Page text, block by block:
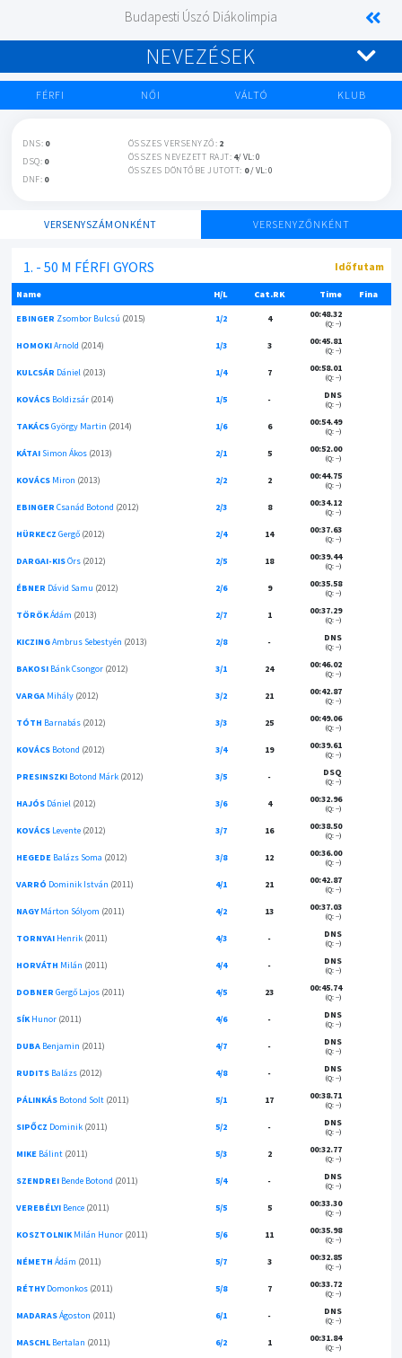
Budapesti Úszó Diákolimpia
NEVEZÉSEK
FÉRFI NŐI VÁLTÓ KLUB
DNS: 0
DSQ: 0
DNF: 0
ÖSSZES VERSENYZŐ: 2
ÖSSZES NEVEZETT RAJT: 4/ VL: 0
ÖSSZES DÖNTŐBE JUTOTT: 0/ VL: 0
VERSENYSZÁMONKÉNT VERSENYZŐNKÉNT
1. - 50 M FÉRFI GYORS Időfutam
Name H/L Cat.RK Time Fina
EBINGER Zsombor Bulcsú (2015) 1/2 4 00:48.32
(Q: --)
HOMOKIArnold (2014) 1/3 3 00:45.81
(Q: --)
KULCSÁR Dániel (2013) 1/4 7 00:58.01
(Q: --)
KOVÁCSBoldizsár (2014) 1/5 - DNS
(Q: --)
TAKÁCSGyörgy Martin (2014) 1/6 6 00:54.49
(Q: --)
KÁTAISimon Ákos(2013) 2/1 5 00:52.00
(Q: --)
KOVÁCSMiron (2013) 2/2 2 00:44.75
(Q: --)
EBINGER Csanád Botond (2012) 2/3 8 00:34.12
(Q: --)
HÜRKECZ Gergő (2012) 2/4 14 00:37.63
(Q: --)
DARGAI-KISÖrs (2012) 2/5 18 00:39.44
(Q: --)
ÉBNER Dávid Samu (2012) 2/6 9 00:35.58
(Q: --)
TÖRÖKÁdám (2013) 2/7 1 00:37.29
(Q: --)
KICZINGAmbrus Sebestyén (2013) 2/8 - DNS
(Q: --)
BAKOSIBánk Csongor(2012) 3/1 24 00:46.02
(Q: --)
VARGAMihály (2012) 3/2 21 00:42.87
(Q: --)
TÓTH Barnabás (2012) 3/3 25 00:49.06
(Q: --)
KOVÁCSBotond (2012) 3/4 19 00:39.61
(Q: --)
PRESINSZKIBotond Márk(2012) 3/5 - DSQ
(Q: --)
HAJÓSDániel (2012) 3/6 4 00:32.96
(Q: --)
KOVÁCSLevente (2012) 3/7 16 00:38.50
(Q: --)
HEGEDEBalázs Soma (2012) 3/8 12 00:36.00
(Q: --)
VARRÓ Dominik István (2011) 4/1 21 00:42.87
(Q: --)
NAGYMárton Sólyom (2011) 4/2 13 00:37.03
(Q: --)
TORNYAIHenrik (2011) 4/3 - DNS
(Q: --)
HORVÁTH Milán (2011) 4/4 - DNS
(Q: --)
DOBNER Gergő Lajos(2011) 4/5 23 00:45.74
(Q: --)
SÍKHunor (2011) 4/6 - DNS
(Q: --)
DUBABenjamin (2011) 4/7 - DNS
(Q: --)
RUDITSBalázs (2012) 4/8 - DNS
(Q: --)
PÁLINKÁSBotond Solt(2011) 5/1 17 00:38.71
(Q: --)
SIPŐCZ Dominik (2011) 5/2 - DNS
(Q: --)
MIKEBálint (2011) 5/3 2 00:32.77
(Q: --)
SZENDREIBende Botond (2011) 5/4 - DNS
(Q: --)
VEREBÉLYIBence (2011) 5/5 5 00:33.30
(Q: --)
KOSZTOLNIKMilán Hunor(2011) 5/6 11 00:35.98
(Q: --)
NÉMETH Ádám (2011) 5/7 3 00:32.85
(Q: --)
RÉTHYDomonkos (2011) 5/8 7 00:33.72
(Q: --)
MADARASÁgoston (2011) 6/1 - DNS
(Q: --)
MASCHLBertalan (2011) 6/2 1 00:31.84
(Q: --)